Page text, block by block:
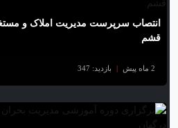
انتصاب سرپرست مدیریت املاک و
قشم
2 ماه پیش | بازدید: 347